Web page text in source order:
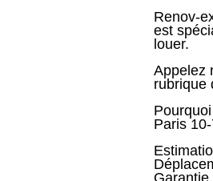
Renov-
est
louer.
Appelez
rubrique
Paris